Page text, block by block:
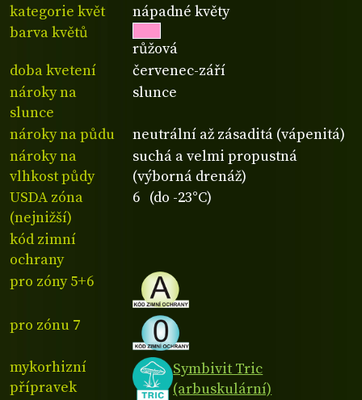
kategorie květ
nápadné květy
barva květů
růžová
doba kvetení
červenec-září
nároky na
slunce
slunce
nároky na půdu
neutrální až zásaditá (vápenitá)
nároky na
vlhkost půdy
suchá a velmi propustná
(výborná drenáž)
USDA zóna
(nejnižší)
6 (do -23°C)
kód zimní
ochrany
pro zóny 5+6
pro zónu 7
mykorhizní
přípravek
Symbivit Tric
(arbuskulární)